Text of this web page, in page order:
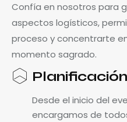
Confía en nosotros para
aspectos logísticos,
proceso y concentrarte
momento sagrado.
Desde el inicio del
encargamos de